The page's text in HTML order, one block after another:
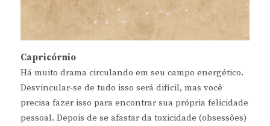
Capricórnio
Há muito drama circulando em seu campo energético.
Desvincular-se de tudo isso será difícil, mas você
precisa fazer isso para encontrar sua própria felicidade
pessoal. Depois de se afastar da toxicidade (obsessões)